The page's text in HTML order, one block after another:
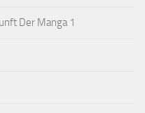
Der Manga 1